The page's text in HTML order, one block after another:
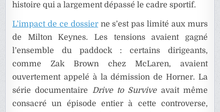
histoire qui a largement dépassé le cadre sportif.
L’impact de ce dossierne s’est pas limité aux murs
de Milton Keynes. Les tensions avaient gagné
l’ensemble du paddock : certains dirigeants,
comme Zak Brown chez McLaren, avaient
ouvertement appelé à la démission de Horner. La
série documentaire Drive to Surviveavait même
consacré un épisode entier à cette controverse,